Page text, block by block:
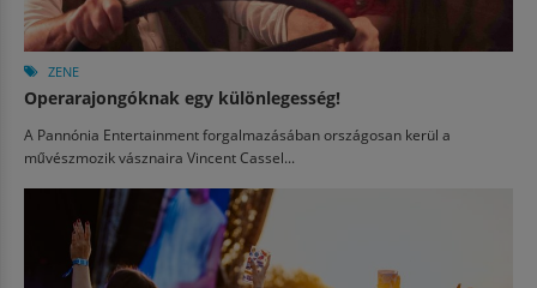
ZENE
Operarajongóknak egy különlegesség!
A Pannónia Entertainment forgalmazásában országosan kerül a
művészmozik vásznaira Vincent Cassel...